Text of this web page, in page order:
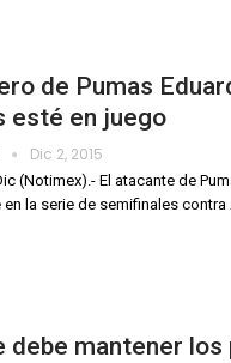
de Pumas
esté en juego
Dic 2, 2015
(Notimex).- El atacante de
en la serie de semifinales
debe mantener los